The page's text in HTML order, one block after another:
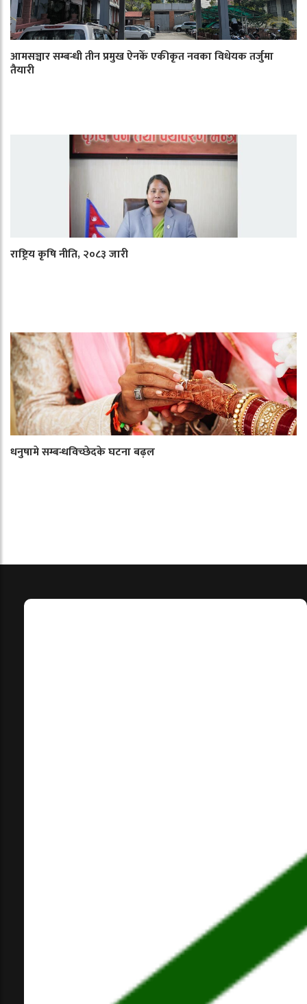
आमसञ्चार सम्बन्धी तीन प्रमुख ऐनकेँ एकीकृत नवका विधेयक तर्जुमा
तैयारी
राष्ट्रिय कृषि नीति, २०८३ जारी
धनुषामे सम्बन्धविच्छेदके घटना बढ़ल